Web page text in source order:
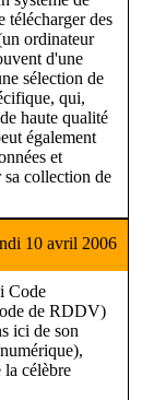
télécharger des
ordinateur
d'une
sélection de
qui,
haute qualité
également
et
collection de
10 avril 2006
Code
de RDDV)
ici de son
la célèbre